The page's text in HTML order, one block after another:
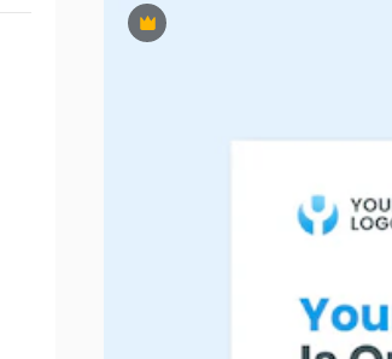
Premium